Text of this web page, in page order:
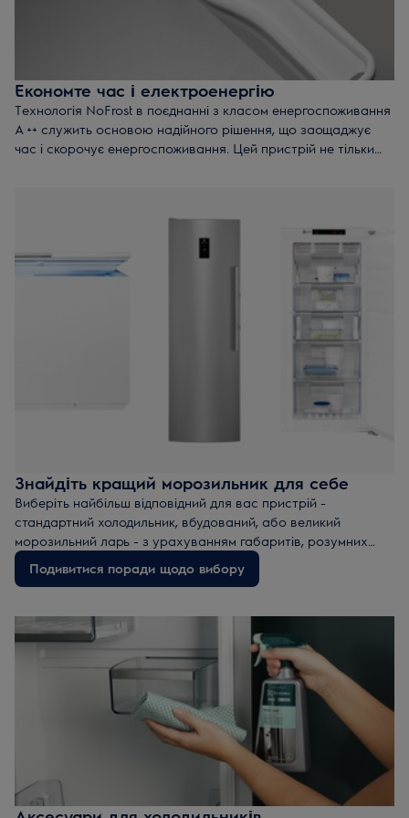
Економте час і електроенергію
Технологія NoFrost в поєднанні з класом енергоспоживання
A ++ служить основою надійного рішення, що заощаджує
час і скорочує енергоспоживання. Цей пристрій не тільки
Знайдіть кращий морозильник для себе
Виберіть найбільш відповідний для вас пристрій -
стандартний холодильник, вбудований, або великий
морозильний ларь - з урахуванням габаритів, розумних
функцій і класу енергоспоживання, зазначених в нашому
керівництві по покупці.
Подивитися поради щодо вибору